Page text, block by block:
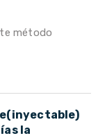
método
la